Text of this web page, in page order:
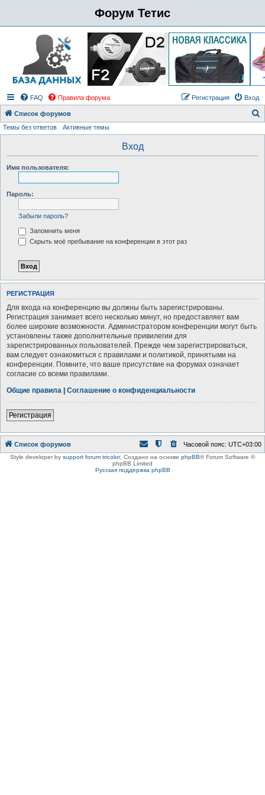
Форум Тетис
FAQ Правила форума Вход
Регистрация
Список форумов
Темы без ответов Активные темы
Вход
Имя пользователя:
Пароль:
Забыли пароль?
Запомнить меня
Скрыть моё пребывание на конференции в этот раз
РЕГИСТРАЦИЯ
Для входа на конференцию вы должны быть зарегистрированы.
Регистрация занимает всего несколько минут, но предоставляет вам
более широкие возможности. Администратором конференции могут быть
установлены также дополнительные привилегии для
зарегистрированных пользователей. Прежде чем зарегистрироваться,
вам следует ознакомиться с правилами и политикой, принятыми на
конференции. Помните, что ваше присутствие на форумах означает
согласие со всеми правилами.
Общие правила | Соглашение о конфиденциальности
Регистрация
Список форумов Часовой пояс: UTC+03:00
Style developer by support forum tricolor, Создано на основе phpBB® Forum Software ©
phpBB Limited
Русская поддержка phpBB